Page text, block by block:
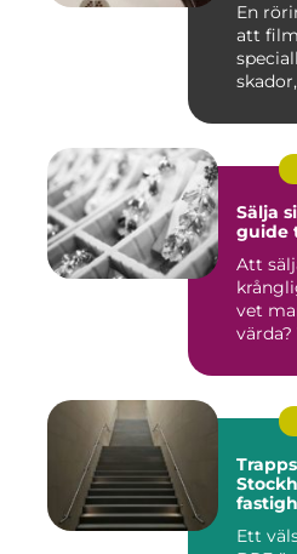
En
att
Sälja
guide
Att
vet
Ett